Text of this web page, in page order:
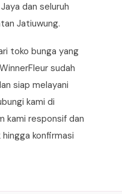
dan seluruh
Jatiuwung.
toko bunga yang
sudah
siap melayani
kami di
kami responsif dan
konfirmasi